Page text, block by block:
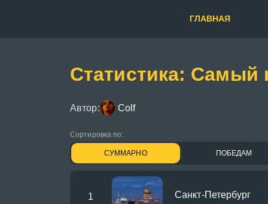
ГЛАВНАЯ
Статистика:
Автор: Colf
Сортировка по:
СУММАРНО ПОБЕДАМ
1 Санкт-Петербург